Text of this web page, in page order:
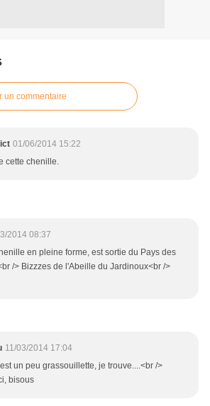
un commentaire
01/06/2014 15:22
cette chenille.
2014 08:37
en pleine forme, est sortie du Pays des
/> Bizzzes de l'Abeille du Jardinoux<br />
11/03/2014 17:04
un peu grassouillette, je trouve....<br />
bisous